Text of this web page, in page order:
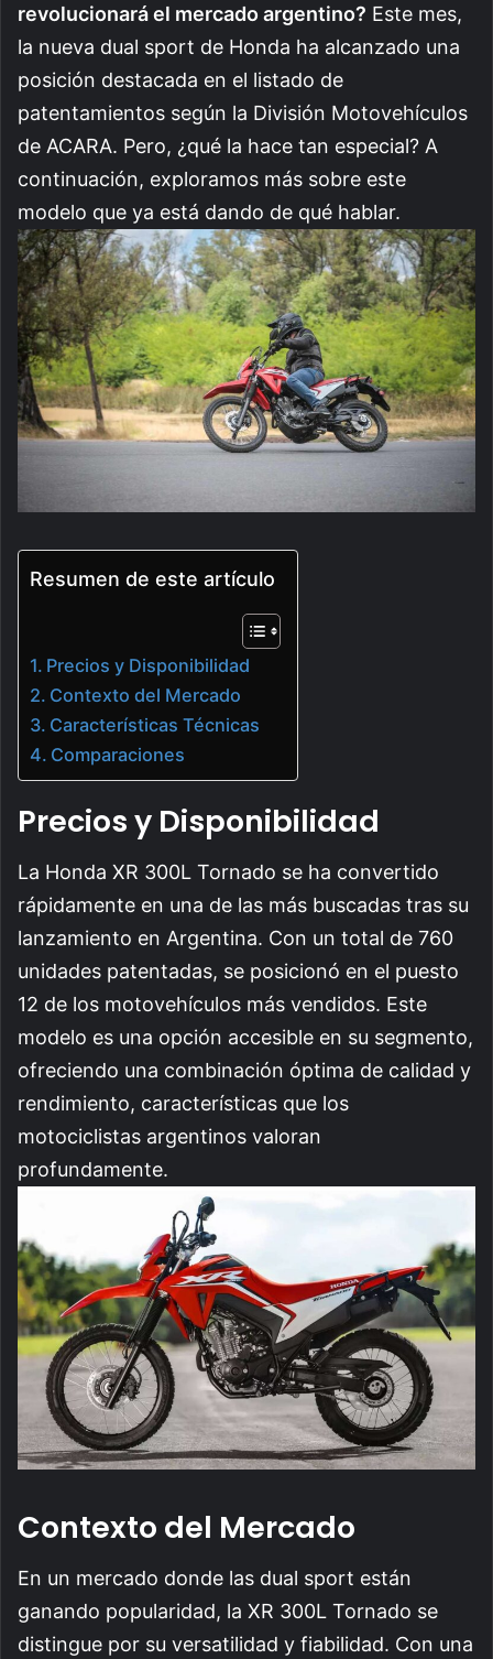
revolucionará el mercado argentino? Este mes,
la nueva dual sport de Honda ha alcanzado una
posición destacada en el listado de
patentamientos según la División Motovehículos
de ACARA. Pero, ¿qué la hace tan especial? A
continuación, exploramos más sobre este
modelo que ya está dando de qué hablar.
Resumen de este artículo
Precios y Disponibilidad
Contexto del Mercado
Características Técnicas
Comparaciones
Precios y Disponibilidad
La Honda XR 300L Tornado se ha convertido
rápidamente en una de las más buscadas tras su
lanzamiento en Argentina. Con un total de 760
unidades patentadas, se posicionó en el puesto
12 de los motovehículos más vendidos. Este
modelo es una opción accesible en su segmento,
ofreciendo una combinación óptima de calidad y
rendimiento, características que los
motociclistas argentinos valoran
profundamente.
Contexto del Mercado
En un mercado donde las dual sport están
ganando popularidad, la XR 300L Tornado se
distingue por su versatilidad y fiabilidad. Con una